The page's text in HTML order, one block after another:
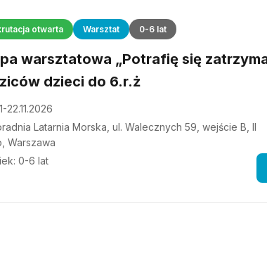
otwarta Warsztat 0-6 lat
warsztatowa „Potrafię się
dzieci do 6.r.ż
22.11.2026
Latarnia Morska, ul. Walecznych 59, wejście B, II
Warszawa
0-6 lat